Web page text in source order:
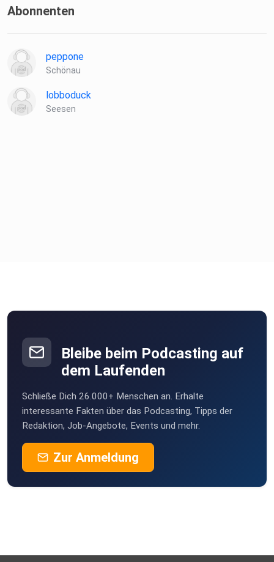
Abonnenten
peppone
Schönau
lobboduck
Seesen
Bleibe beim Podcasting auf
dem Laufenden
Schließe Dich 26.000+ Menschen an. Erhalte
interessante Fakten über das Podcasting, Tipps der
Redaktion, Job-Angebote, Events und mehr.
Zur Anmeldung